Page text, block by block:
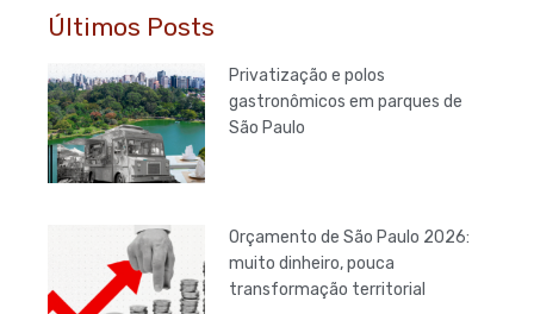
Últimos Posts
Privatização e polos
gastronômicos em parques de
São Paulo
Orçamento de São Paulo 2026:
muito dinheiro, pouca
transformação territorial